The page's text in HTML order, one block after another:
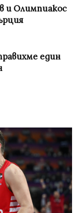
и Олимпиакос
един